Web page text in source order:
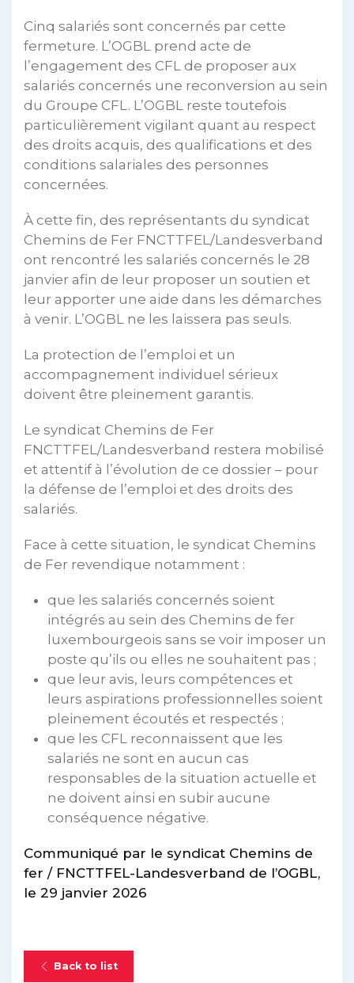
Cinq salariés sont concernés par cette
fermeture. L’OGBL prend acte de
l’engagement des CFL de proposer aux
salariés concernés une reconversion au sein
du Groupe CFL. L’OGBL reste toutefois
particulièrement vigilant quant au respect
des droits acquis, des qualifications et des
conditions salariales des personnes
concernées.
À cette fin, des représentants du syndicat
Chemins de Fer FNCTTFEL/Landesverband
ont rencontré les salariés concernés le 28
janvier afin de leur proposer un soutien et
leur apporter une aide dans les démarches
à venir. L’OGBL ne les laissera pas seuls.
La protection de l’emploi et un
accompagnement individuel sérieux
doivent être pleinement garantis.
Le syndicat Chemins de Fer
FNCTTFEL/Landesverband restera mobilisé
et attentif à l’évolution de ce dossier – pour
la défense de l’emploi et des droits des
salariés.
Face à cette situation, le syndicat Chemins
de Fer revendique notamment :
que les salariés concernés soient
intégrés au sein des Chemins de fer
luxembourgeois sans se voir imposer un
poste qu’ils ou elles ne souhaitent pas ;
que leur avis, leurs compétences et
leurs aspirations professionnelles soient
pleinement écoutés et respectés ;
que les CFL reconnaissent que les
salariés ne sont en aucun cas
responsables de la situation actuelle et
ne doivent ainsi en subir aucune
conséquence négative.
Communiqué par le syndicat Chemins de
fer / FNCTTFEL-Landesverband de l’OGBL,
le 29 janvier 2026
Back to list